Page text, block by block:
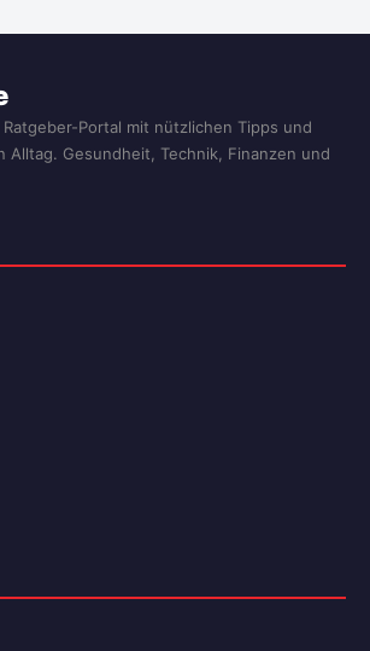
Portal mit nützlichen Tipps und
Alltag. Gesundheit, Technik, Finanzen und